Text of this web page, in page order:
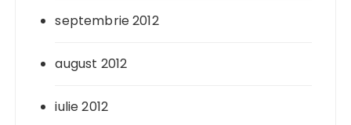
septembrie 2012
august 2012
iulie 2012